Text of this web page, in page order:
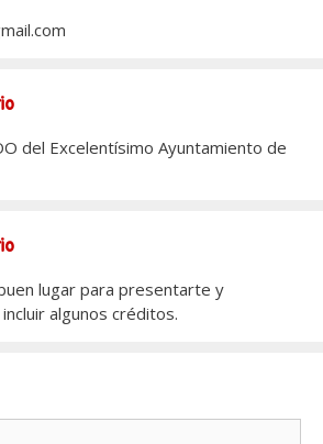
del Excelentísimo Ayuntamiento de
lugar para presentarte y
algunos créditos.